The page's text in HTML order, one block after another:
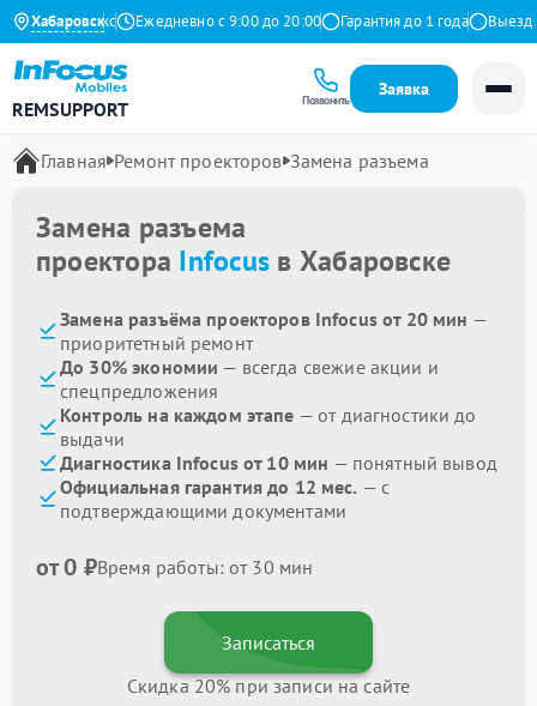
Хабаровск
4.9 на Яндекс Ежедневно с 9:00 до 20:00 Гарантия до 1 года Выезд
REMSUPPORT Позвонить
Заявка
Главная Ремонт проекторов Замена разъема
Замена разъема
проектора Infocus в Хабаровске
Замена разъёма проекторов Infocus от 20 мин —
приоритетный ремонт
До 30% экономии — всегда свежие акции и
спецпредложения
Контроль на каждом этапе — от диагностики до
выдачи
Диагностика Infocus от 10 мин — понятный вывод
Официальная гарантия до 12 мес. — с
подтверждающими документами
от 0 ₽Время работы: от 30 мин
Записаться
Скидка 20% при записи на сайте